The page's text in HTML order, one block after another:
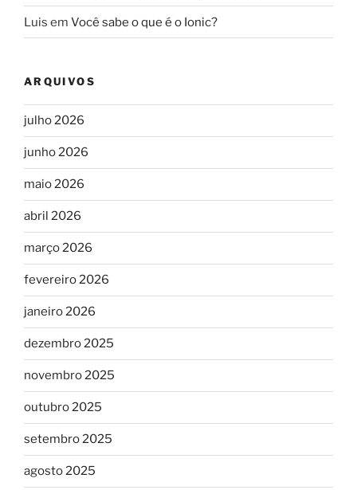
Luis em Você sabe o que é o Ionic?
ARQUIVOS
julho 2026
junho 2026
maio 2026
abril 2026
março 2026
fevereiro 2026
janeiro 2026
dezembro 2025
novembro 2025
outubro 2025
setembro 2025
agosto 2025